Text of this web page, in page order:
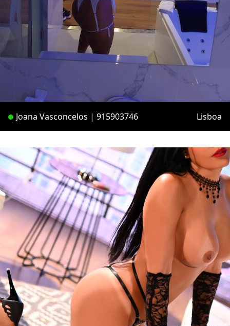
Joana Vasconcelos | 915903746 Lisboa